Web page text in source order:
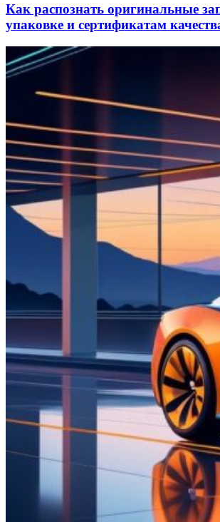
Как распознать оригинальные
упаковке и сертификатам